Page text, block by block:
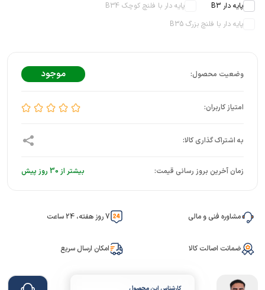
پایه دار B3
پایه دار با فلنچ کوچک B34
پایه دار با فلنچ بزرگ B35
موجود
زمان آخرین بروز رسانی قیمت: بیشتر از 30 روز پیش
مشاوره فنی و مالی 7 روز هفته، 24 ساعت
ضمانت اصالت کالا امکان ارسال سریع